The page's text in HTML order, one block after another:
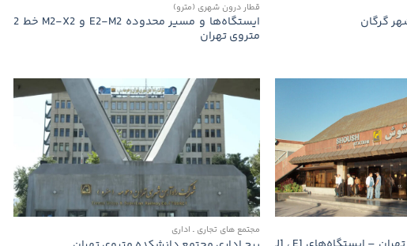
قطار درون شهری (مترو)
ایستگاه‌ها و مسیر محدوده E2-M2 و M2-X2 خط 2
متروی تهران
مجتمع های تجاری ـ اداری